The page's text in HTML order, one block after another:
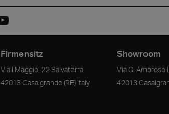
Firmensitz
Via I Maggio, 22 Salvaterra
42013 Casalgrande (RE) Italy
Showroom
Via G.
42013